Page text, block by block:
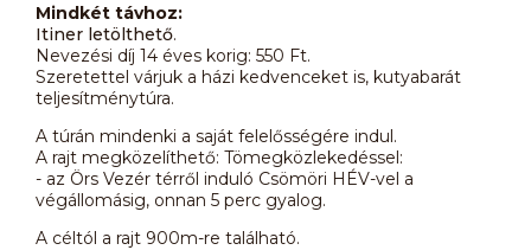
Mindkét távhoz:
Itiner letölthető.
Nevezési díj 14 éves korig: 550 Ft.
Szeretettel várjuk a házi kedvenceket is, kutyabarát
teljesítménytúra.
A túrán mindenki a saját felelősségére indul.
A rajt megközelíthető: Tömegközlekedéssel:
- az Örs Vezér térről induló Csömöri HÉV-vel a
végállomásig, onnan 5 perc gyalog.
A céltól a rajt 900m-re található.